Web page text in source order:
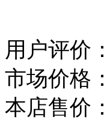
用户评价：
市场价格：
本店售价：